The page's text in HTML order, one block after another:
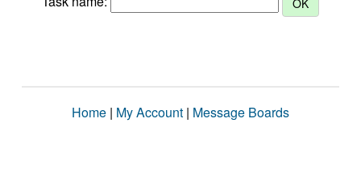
Home | My Account | Message Boards